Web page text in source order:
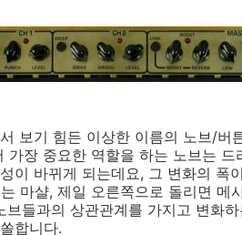
보기 힘든 이상한 이름의 노브/버
장 중요한 역할을 하는 노브는
이 바뀌게 되는데요, 그 변화의 폭
마샬, 제일 오른쪽으로 돌리면 메
들과의 상관관계를 가지고 변화
합니다.